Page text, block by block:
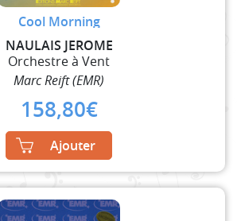
Cool Morning
NAULAIS JEROME
Orchestre à Vent
Marc Reift (EMR)
158,80€
Ajouter